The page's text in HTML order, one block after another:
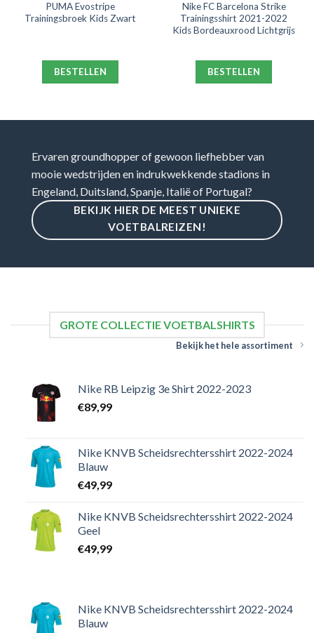
PUMA Evostripe
Trainingsbroek Kids Zwart
BESTELLEN
Nike FC Barcelona Strike
Trainingsshirt 2021-2022
Kids Bordeauxrood Lichtgrijs
BESTELLEN
Ervaren groundhopper of gewoon liefhebber van
mooie wedstrijden en indrukwekkende stadions in
Engeland, Duitsland, Spanje, Italië of Portugal?
BEKIJK HIER DE MEEST UNIEKE
VOETBALREIZEN!
GROTE COLLECTIE VOETBALSHIRTS
Bekijk het hele assortiment
Nike RB Leipzig 3e Shirt 2022-2023
€89,99
Nike KNVB Scheidsrechtersshirt 2022-2024
Blauw
€49,99
Nike KNVB Scheidsrechtersshirt 2022-2024
Geel
€49,99
Nike KNVB Scheidsrechtersshirt 2022-2024
Blauw